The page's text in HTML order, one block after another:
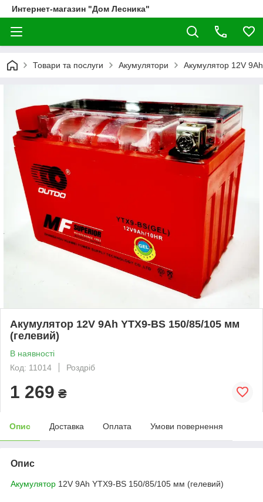
Интернет-магазин "Дом Лесника"
Товари та послуги Акумулятори Акумулятор 12V
Акумулятор 12V 9Аһ YTX9-BS 150/85/105 мм
(гелевий)
В наявності
Код: 11014
Роздріб
1 269 ₴
Опис Доставка Оплата Умови повернення
Опис
Акумулятор 12V 9Аһ YTX9-BS 150/85/105 мм (гелевий)